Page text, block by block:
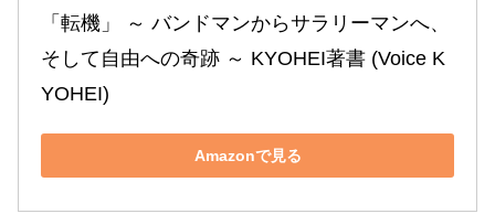
「転機」 ～ バンドマンからサラリーマンへ、
そして自由への奇跡 ～ KYOHEI著書 (Voice K
YOHEI)
Amazonで見る